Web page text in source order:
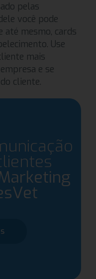
pelas
você pode
mesmo, cards
Use
mais
e se
cliente.